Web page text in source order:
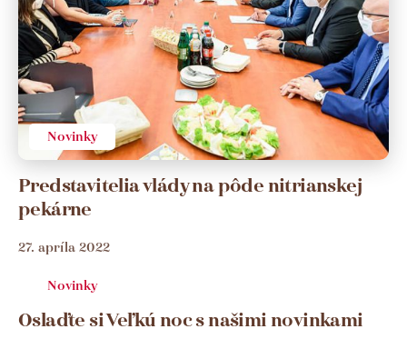
Novinky
Predstavitelia vlády na pôde nitrianskej
pekárne
27. apríla 2022
Novinky
Oslaďte si Veľkú noc s našimi novinkami